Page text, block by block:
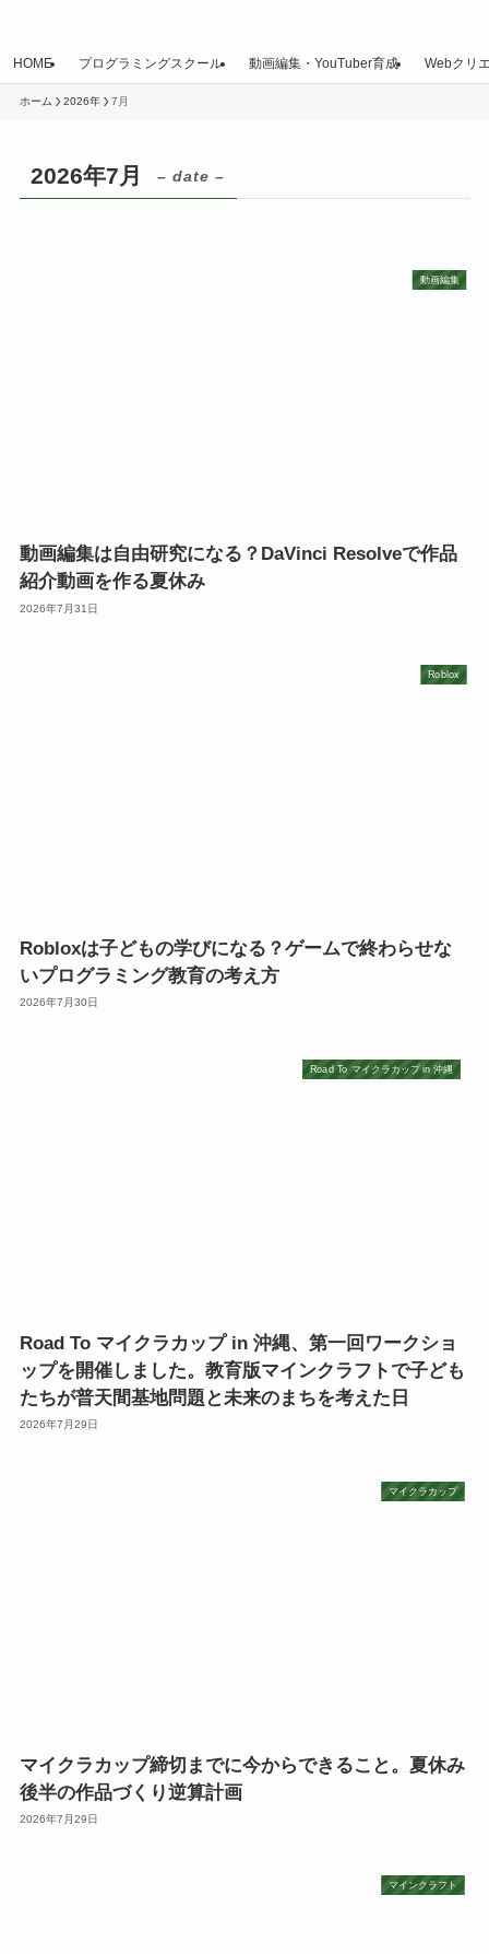
HOME プログラミングスクール 動画編集・YouTuber育成 Webクリ
ホーム 2026年 7月
2026年7月 – date –
動画編集
動画編集は自由研究になる？DaVinci Resolveで作品
紹介動画を作る夏休み
2026年7月31日
Roblox
Robloxは子どもの学びになる？ゲームで終わらせな
いプログラミング教育の考え方
2026年7月30日
Road To マイクラカップ in 沖縄
Road To マイクラカップ in 沖縄、第一回ワークショ
ップを開催しました。教育版マインクラフトで子ども
たちが普天間基地問題と未来のまちを考えた日
2026年7月29日
マイクラカップ
マイクラカップ締切までに今からできること。夏休み
後半の作品づくり逆算計画
2026年7月29日
マインクラフト